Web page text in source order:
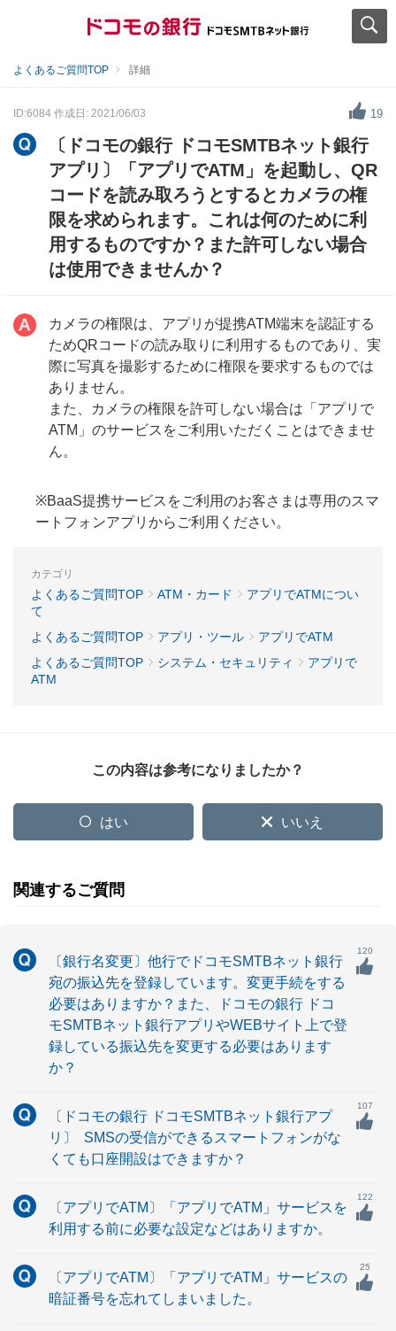
よくあるご質問TOP 詳細
ID:6084 作成日: 2021/06/03 19
〔ドコモの銀行 ドコモSMTBネット銀行
アプリ〕「アプリでATM」を起動し、QR
コードを読み取ろうとするとカメラの権
限を求められます。これは何のために利
用するものですか？また許可しない場合
は使用できませんか？
カメラの権限は、アプリが提携ATM端末を認証する
ためQRコードの読み取りに利用するものであり、実
際に写真を撮影するために権限を要求するものでは
ありません。
また、カメラの権限を許可しない場合は「アプリで
ATM」のサービスをご利用いただくことはできませ
ん。
※BaaS提携サービスをご利用のお客さまは専用のスマ
ートフォンアプリからご利用ください。
カテゴリ
よくあるご質問TOP ATM・カード
アプリでATMについ
て
よくあるご質問TOP
アプリ・ツール
アプリでATM
よくあるご質問TOP
システム・セキュリティ
アプリで
ATM
この内容は参考になりましたか？
はい いいえ
関連するご質問
〔銀行名変更〕他行でドコモSMTBネット銀行
宛の振込先を登録しています。変更手続をする
必要はありますか？また、ドコモの銀行 ドコ
モSMTBネット銀行アプリやWEBサイト上で登
録している振込先を変更する必要はあります
か？
120
〔ドコモの銀行 ドコモSMTBネット銀行アプ
リ〕 SMSの受信ができるスマートフォンがな
くても口座開設はできますか？
107
〔アプリでATM〕「アプリでATM」サービスを
利用する前に必要な設定などはありますか。
122
〔アプリでATM〕「アプリでATM」サービスの
暗証番号を忘れてしまいました。
25